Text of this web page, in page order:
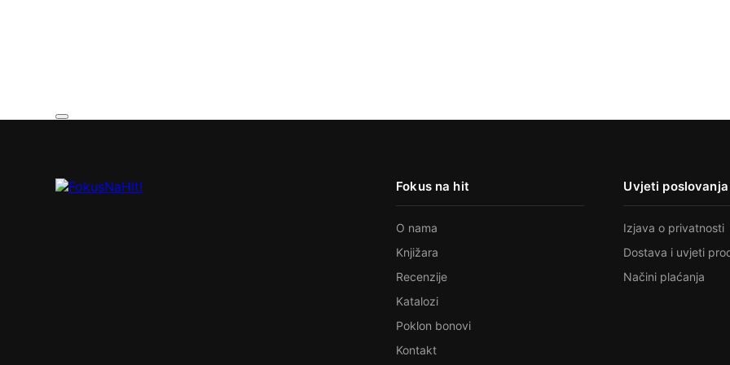
Fokus na hit
O nama
Knjižara
Recenzije
Katalozi
Poklon bonovi
Kontakt
Uvjeti poslovanja
Izjava o privatnosti
Dostava i uvjeti
Načini plaćanja